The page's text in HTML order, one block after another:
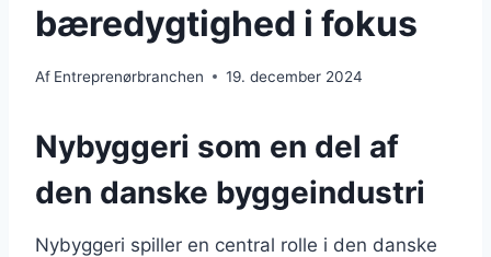
bæredygtighed i fokus
Af Entreprenørbranchen 19. december 2024
Nybyggeri som en del af
den danske byggeindustri
Nybyggeri spiller en central rolle i den danske